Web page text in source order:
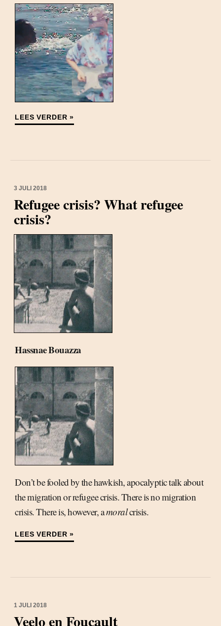
LEES VERDER »
3 JULI 2018
Refugee crisis? What refugee
crisis?
Hassnae Bouazza
Don’t be fooled by the hawkish, apocalyptic talk about
the migration or refugee crisis. There is no migration
crisis. There is, however, amoralcrisis.
LEES VERDER »
1 JULI 2018
Veelo en Foucault